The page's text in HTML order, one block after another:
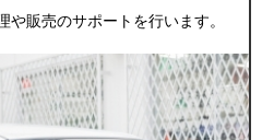
販売のサポートを行います。